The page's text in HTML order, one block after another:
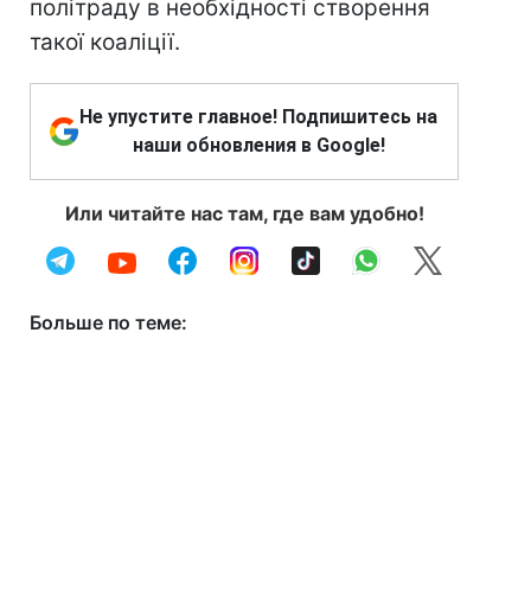
політраду в необхідності створення
такої коаліції.
Не упустите главное! Подпишитесь на
наши обновления в Google!
Или читайте нас там, где вам удобно!
Больше по теме: